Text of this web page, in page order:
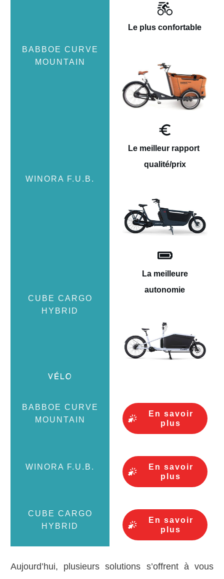
Le plus confortable
Le meilleur rapport
qualité/prix
La meilleure
autonomie
En savoir
plus
En savoir
plus
En savoir
plus
Aujourd’hui, plusieurs solutions s’offrent à vous